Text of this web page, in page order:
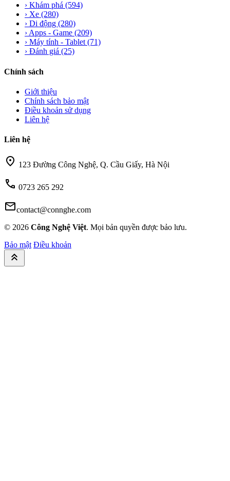
› Khám phá (594)
› Xe (280)
› Di động (280)
› Apps - Game (209)
› Máy tính - Tablet (71)
› Đánh giá (25)
Chính sách
Giới thiệu
Chính sách bảo mật
Điều khoản sử dụng
Liên hệ
Liên hệ
location_on 123 Đường Công Nghệ, Q. Cầu Giấy, Hà Nội
call 0723 265 292
mailcontact@connghe.com
© 2026 Công Nghệ Việt. Mọi bản quyền được bảo lưu.
Bảo mật Điều khoản
keyboard_double_arrow_up